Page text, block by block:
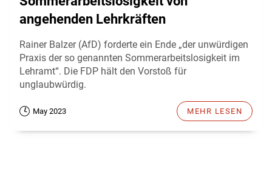
angehenden Lehrkräften
Rainer Balzer (AfD) forderte ein Ende „der unwürdigen
Praxis der so genannten Sommerarbeitslosigkeit im
Lehramt“. Die FDP hält den Vorstoß für
unglaubwürdig.
May 2023 MEHR LESEN